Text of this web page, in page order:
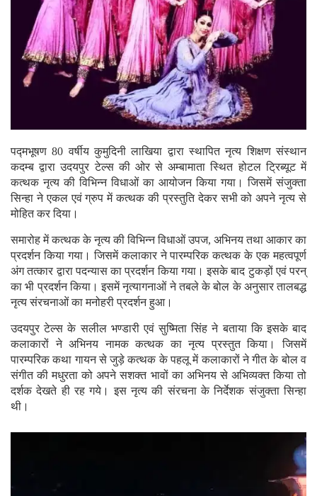
पद्मभूषण 80 वर्षीय कुमुदिनी लाखिया द्वारा स्थापित नृत्य शिक्षण संस्थान
कदम्ब द्वारा उदयपुर टेल्स की ओर से अम्बामाता स्थित होटल ट्रिब्यूट में
कत्थक नृत्य की विभिन्न विधाओं का आयोजन किया गया। जिसमें संजुक्ता
सिन्हा ने एकल एवं ग्रुप में कत्थक की प्रस्तुति देकर सभी को अपने नृत्य से
मोहित कर दिया।
समारोह में कत्थक के नृत्य की विभिन्न विधाओं उपज, अभिनय तथा आकार का
प्रदर्शन किया गया। जिसमें कलाकार ने पारम्परिक कत्थक के एक महत्वपूर्ण
अंग तत्कार द्वारा पदन्यास का प्रदर्शन किया गया। इसके बाद टुकड़ों एवं परन्
का भी प्रदर्शन किया। इसमें नृत्यागनाओं ने तबले के बोल के अनुसार तालबद्ध
नृत्य संरचनाओं का मनोहरी प्रदर्शन हुआ।
उदयपुर टेल्स के सलील भण्डारी एवं सुष्मिता सिंह ने बताया कि इसके बाद
कलाकारों ने अभिनय नामक कत्थक का नृत्य प्रस्तुत किया। जिसमें
पारम्परिक कथा गायन से जुड़े कत्थक के पहलू में कलाकारों ने गीत के बोल व
संगीत की मधुरता को अपने सशक्त भावों का अभिनय से अभिव्यक्त किया तो
दर्शक देखते ही रह गये। इस नृत्य की संरचना के निर्देशक संजुक्ता सिन्हा
थी।